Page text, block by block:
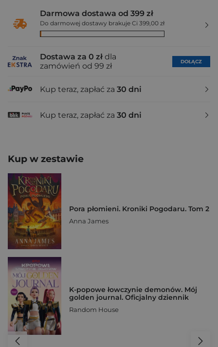
Darmowa dostawa od 399 zł
Do darmowej dostawy brakuje Ci 399,00 zł
Dostawa za 0 zł dla
zamówień od 99 zł
DOŁĄCZ
Kup teraz, zapłać za 30 dni
Kup teraz, zapłać za 30 dni
Kup w zestawie
Pora płomieni. Kroniki Pogodaru. Tom 2
Anna James
K-popowe łowczynie demonów. Mój
golden journal. Oficjalny dziennik
Random House